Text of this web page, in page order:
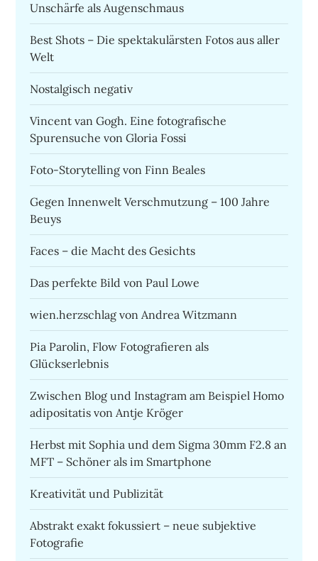
Unschärfe als Augenschmaus
Best Shots – Die spektakulärsten Fotos aus aller
Welt
Nostalgisch negativ
Vincent van Gogh. Eine fotografische
Spurensuche von Gloria Fossi
Foto-Storytelling von Finn Beales
Gegen Innenwelt Verschmutzung – 100 Jahre
Beuys
Faces – die Macht des Gesichts
Das perfekte Bild von Paul Lowe
wien.herzschlag von Andrea Witzmann
Pia Parolin, Flow Fotografieren als
Glückserlebnis
Zwischen Blog und Instagram am Beispiel Homo
adipositatis von Antje Kröger
Herbst mit Sophia und dem Sigma 30mm F2.8 an
MFT – Schöner als im Smartphone
Kreativität und Publizität
Abstrakt exakt fokussiert – neue subjektive
Fotografie